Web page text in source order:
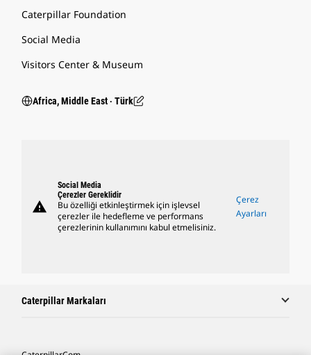
Caterpillar Foundation
Social Media
Visitors Center & Museum
Africa, Middle East ‧ Türk
warning
Social Media
Çerezler Gereklidir
Bu özelliği etkinleştirmek için işlevsel
çerezler ile hedefleme ve performans
çerezlerinin kullanımını kabul etmelisiniz.
Çerez
Ayarları
Caterpillar Markaları